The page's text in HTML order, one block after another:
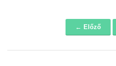
← Előző